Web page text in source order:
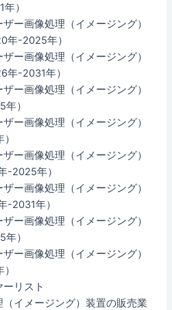
）
ー画像処理（イメージング）
年-2025年）
ー画像処理（イメージング）
年-2031年）
ー画像処理（イメージング）
）
ー画像処理（イメージング）
ー画像処理（イメージング）
-2025年）
ー画像処理（イメージング）
-2031年）
ー画像処理（イメージング）
）
ー画像処理（イメージング）
ーリスト
（イメージング）装置の販売業